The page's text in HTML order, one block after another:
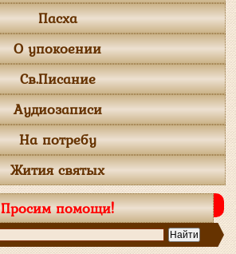
Пасха
О упокоении
Св.Писание
Аудиозаписи
На потребу
Жития святых
Просим помощи!